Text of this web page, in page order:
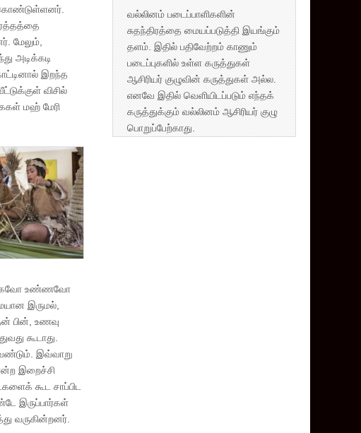
கொண்டுள்ளனர்.
மேலும்,
அடிக்கடி
இறந்த
விசில்
மஹ் மேரி
உண்ணவோ
இருமல்,
பின், உணவு
கூடாது.
இவ்வாறு
இறைச்சி
கூட சாப்பிட
இருப்பார்கள்
வருகின்றனர்.
வல்லினம் படைப்பாளிகளின்
சுதந்திரத்தை மையப்படுத்தி இயங்கும்
தளம். இதில் பதிவேற்றம் காணும்
படைப்புகளில் உள்ள கருத்துகள்
ஆசிரியர் குழுவின் கருத்துகள் அல்ல.
எனவே இதில் வெளியிடப்படும் எந்தக்
கருத்துக்கும் வல்லினம் ஆசிரியர் குழு
பொறுப்பேற்காது.